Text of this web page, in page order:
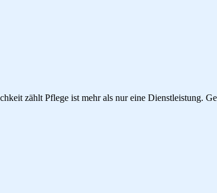
zählt Pflege ist mehr als nur eine Dienstleistung.